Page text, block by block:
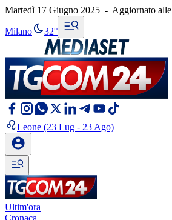
Martedì 17 Giugno 2025 - Aggiornato alle
Milano 32°
Leone (23 Lug - 23 Ago)
Ultim'ora
Cronaca